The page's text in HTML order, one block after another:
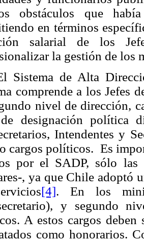
obstáculos que
en términos
salarial de los
la gestión de los
Sistema de Alta
comprende a los Jefes
nivel de dirección,
designación política
Intendentes y
cargos políticos. Es
por el SADP, sólo las
-, ya que Chile adoptó
[4]. En los
y segundo
A estos cargos deben
como honorarios.